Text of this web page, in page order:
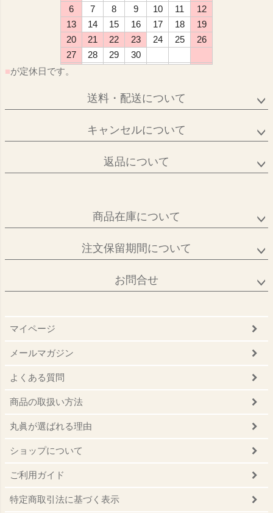
6
7 8 9 10 11
12
13
14 15 16 17 18
19
20
21 22 23 24 25
26
27
28 29
30
■が定休日です。
送料・配送について
キャンセルについて
返品について
商品在庫について
注文保留期間について
お問合せ
マイページ
メールマガジン
よくある質問
商品の取扱い方法
丸眞が選ばれる理由
ショップについて
ご利用ガイド
特定商取引法に基づく表示